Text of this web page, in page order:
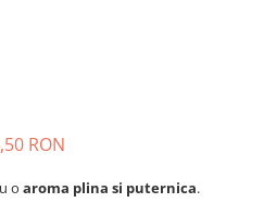
RON
o aroma plina si puternica.